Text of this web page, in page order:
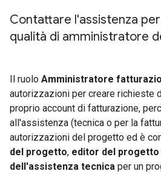
Contattare l'assistenza
qualità di amministratore
Il ruolo Amministratore
autorizzazioni per creare richieste
proprio account di fatturazione,
all'assistenza (tecnica o per la
autorizzazioni del progetto ed è
del progetto, editor del progetto
dell'assistenza tecnica per un